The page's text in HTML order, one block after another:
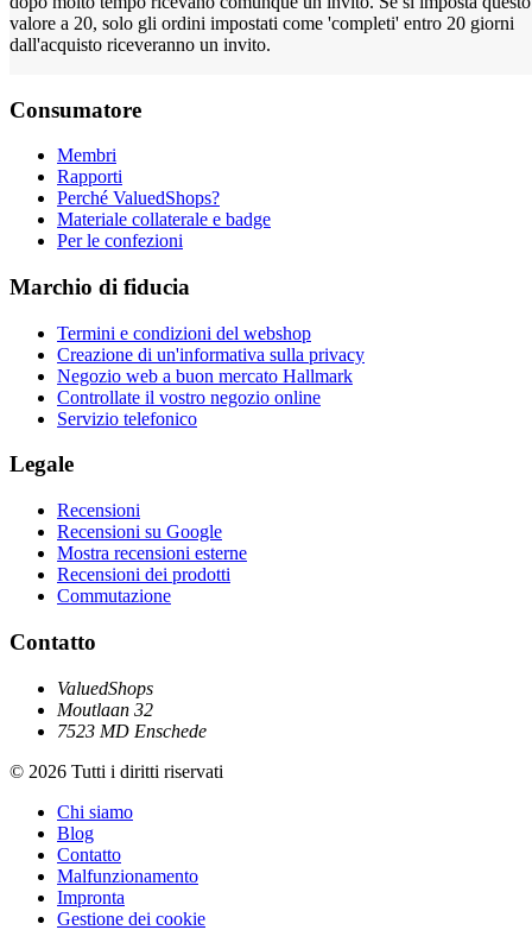
valore a 20, solo gli ordini impostati come 'completi' entro 20 giorni
dall'acquisto riceveranno un invito.
Consumatore
Membri
Rapporti
Perché ValuedShops?
Materiale collaterale e badge
Per le confezioni
Marchio di fiducia
Termini e condizioni del webshop
Creazione di un'informativa sulla privacy
Negozio web a buon mercato Hallmark
Controllate il vostro negozio online
Servizio telefonico
Legale
Recensioni
Recensioni su Google
Mostra recensioni esterne
Recensioni dei prodotti
Commutazione
Contatto
ValuedShops
Moutlaan 32
7523 MD Enschede
© 2026 Tutti i diritti riservati
Chi siamo
Blog
Contatto
Malfunzionamento
Impronta
Gestione dei cookie